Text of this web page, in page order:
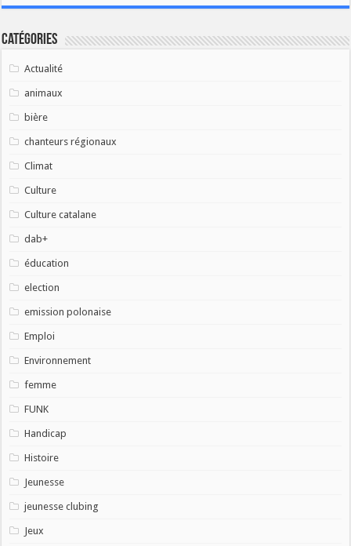
Catégories
Actualité
animaux
bière
chanteurs régionaux
Climat
Culture
Culture catalane
dab+
éducation
election
emission polonaise
Emploi
Environnement
femme
FUNK
Handicap
Histoire
Jeunesse
jeunesse clubing
Jeux